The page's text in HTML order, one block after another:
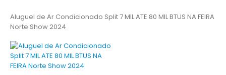
Aluguel de Ar Condicionado Split 7 MIL ATE 80 MIL BTUS NA FEIRA
Norte Show 2024